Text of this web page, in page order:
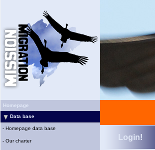
Homepage
Data base
- Homepage data base
- Our charter Login!